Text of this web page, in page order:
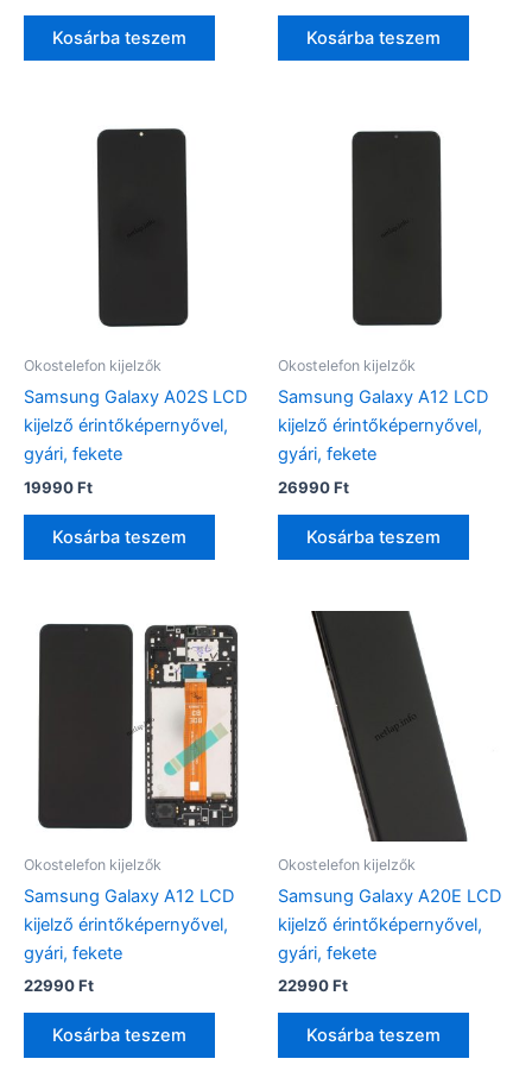
Kosárba teszem Kosárba teszem
Okostelefon kijelzők
Samsung Galaxy A02S LCD
kijelző érintőképernyővel,
gyári, fekete
19990Ft
Kosárba teszem
Okostelefon kijelzők
Samsung Galaxy A12 LCD
kijelző érintőképernyővel,
gyári, fekete
26990Ft
Kosárba teszem
Okostelefon kijelzők
Samsung Galaxy A12 LCD
kijelző érintőképernyővel,
gyári, fekete
22990Ft
Kosárba teszem
Okostelefon kijelzők
Samsung Galaxy A20E LCD
kijelző érintőképernyővel,
gyári, fekete
22990Ft
Kosárba teszem